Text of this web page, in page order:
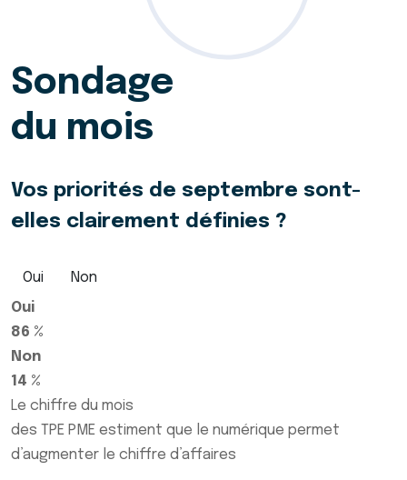
Sondage
du mois
Vos priorités de septembre sont-
elles clairement définies ?
Oui
Non
Oui
86 %
Non
14 %
Le chiffre du mois
des TPE PME estiment que le numérique permet
d’augmenter le chiffre d’affaires